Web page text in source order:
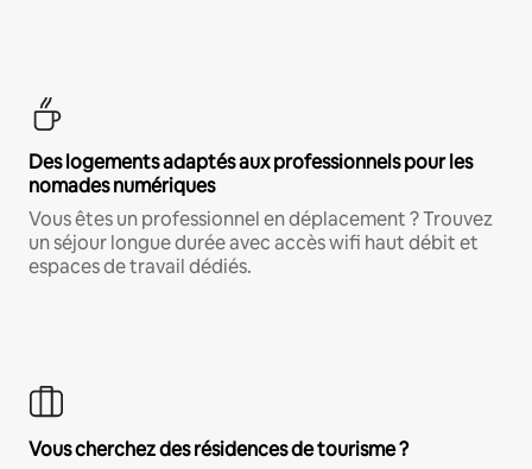
Des logements adaptés aux professionnels pour les
nomades numériques
Vous êtes un professionnel en déplacement ? Trouvez
un séjour longue durée avec accès wifi haut débit et
espaces de travail dédiés.
Vous cherchez des résidences de tourisme ?